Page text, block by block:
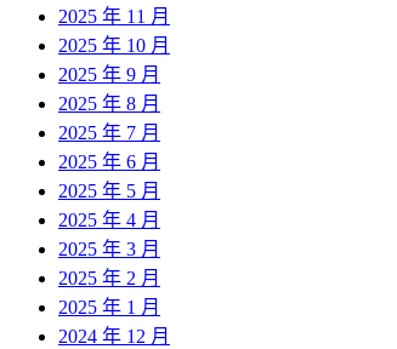
2025 年 11 月
2025 年 10 月
2025 年 9 月
2025 年 8 月
2025 年 7 月
2025 年 6 月
2025 年 5 月
2025 年 4 月
2025 年 3 月
2025 年 2 月
2025 年 1 月
2024 年 12 月